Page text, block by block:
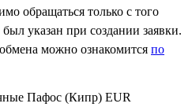
обращаться только с того
указан при создании заявки.
можно ознакомится по
Пафос (Кипр) EUR